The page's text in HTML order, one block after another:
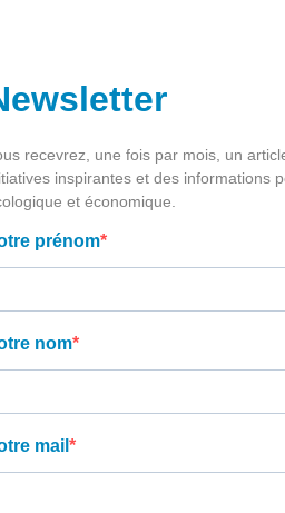
recevrez, une fois par mois, un
inspirantes et des informations
et économique.
prénom
nom
mail